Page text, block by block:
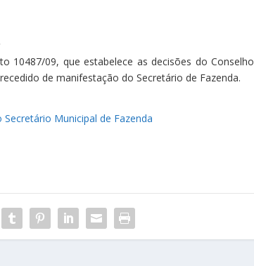
09, que estabelece as decisões do Conselho
de manifestação do Secretário de Fazenda.
Municipal de Fazenda